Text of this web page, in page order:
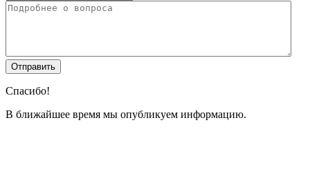
Спасибо!
В ближайшее время мы опубликуем информацию.